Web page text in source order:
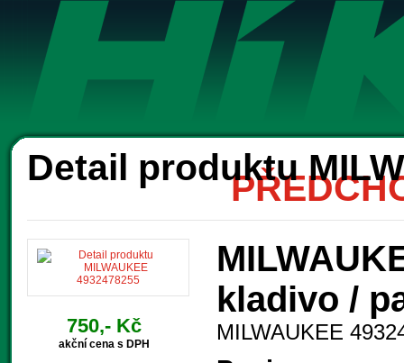
Detail produktu
750,- Kč
akční cena s DPH
kladivo /
MILWAUKEE